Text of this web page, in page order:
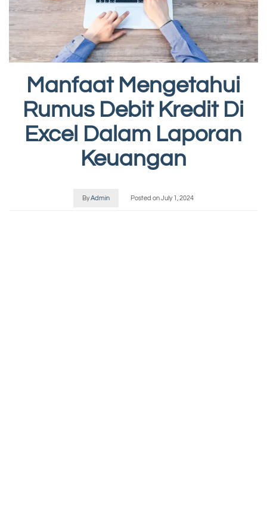
Manfaat Mengetahui
Rumus Debit Kredit Di
Excel Dalam Laporan
Keuangan
ByAdmin Posted onJuly 1, 2024